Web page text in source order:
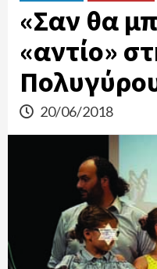
«Σαν θα
«αντίο»
20/06/2018